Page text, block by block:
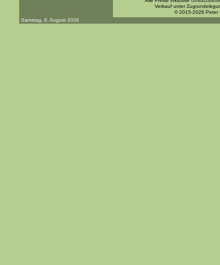
Verkauf unter
© 2015-2026 Peter
Samstag, 8. August 2026